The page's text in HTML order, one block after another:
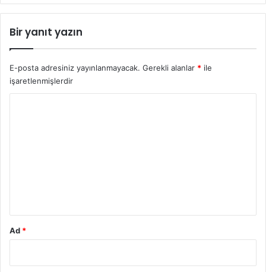
Bir yanıt yazın
E-posta adresiniz yayınlanmayacak. Gerekli alanlar * ile
işaretlenmişlerdir
Ad *